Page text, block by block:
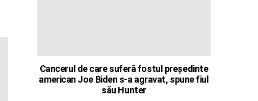
Cancerul de care suferă fostul președinte
american Joe Biden s-a agravat, spune fiul
său Hunter